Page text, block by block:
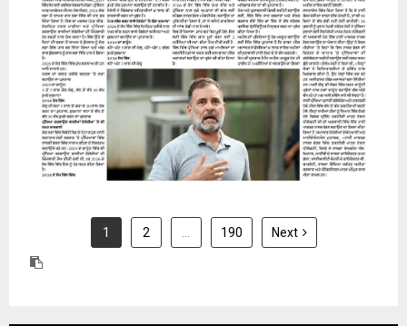
31 July 2026
1 2 … 190 Next